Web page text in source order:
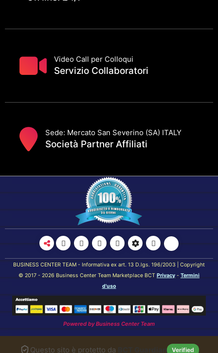
Video Call per Colloqui
Servizio Collaboratori
Sede: Mercato San Severino (SA) ITALY
Società Partner Affiliati
BUSINESS CENTER TEAM - Informativa ex art. 13 D.lgs. 196/2003 | Copyright
© 2017 - 2026 Business Center Team Marketplace BCT Privacy - Termini
d'uso
Powered byBusiness Center Team
Questo sito è protetto da Verified